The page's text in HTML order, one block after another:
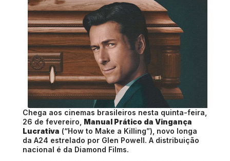
Chega aos cinemas brasileiros nesta quinta-feira,
26 de fevereiro, Manual Prático da Vingança
Lucrativa (“How to Make a Killing”), novo longa
da A24 estrelado por Glen Powell. A distribuição
nacional é da Diamond Films.